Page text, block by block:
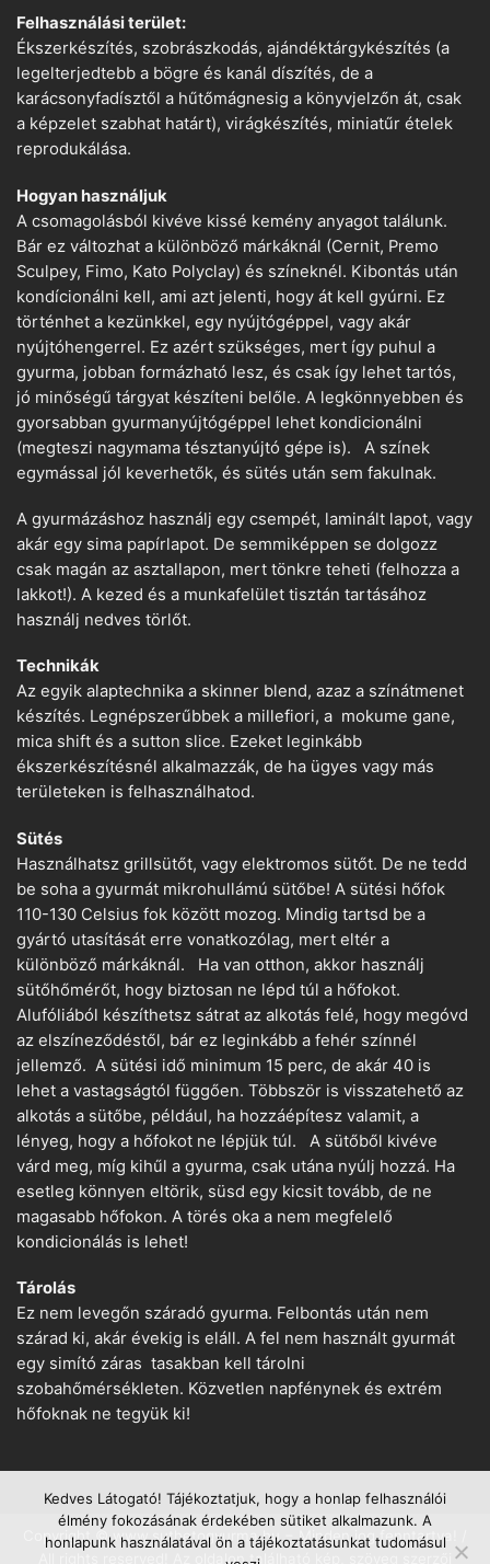
Felhasználási terület:
Ékszerkészítés, szobrászkodás, ajándéktárgykészítés (a
legelterjedtebb a bögre és kanál díszítés, de a
karácsonyfadísztől a hűtőmágnesig a könyvjelzőn át, csak
a képzelet szabhat határt), virágkészítés, miniatűr ételek
reprodukálása.
Hogyan használjuk
A csomagolásból kivéve kissé kemény anyagot találunk.
Bár ez változhat a különböző márkáknál (Cernit, Premo
Sculpey, Fimo, Kato Polyclay) és színeknél. Kibontás után
kondícionálni kell, ami azt jelenti, hogy át kell gyúrni. Ez
történhet a kezünkkel, egy nyújtógéppel, vagy akár
nyújtóhengerrel. Ez azért szükséges, mert így puhul a
gyurma, jobban formázható lesz, és csak így lehet tartós,
jó minőségű tárgyat készíteni belőle. A legkönnyebben és
gyorsabban gyurmanyújtógéppel lehet kondicionálni
(megteszi nagymama tésztanyújtó gépe is). A színek
egymással jól keverhetők, és sütés után sem fakulnak.
A gyurmázáshoz használj egy csempét, laminált lapot, vagy
akár egy sima papírlapot. De semmiképpen se dolgozz
csak magán az asztallapon, mert tönkre teheti (felhozza a
lakkot!). A kezed és a munkafelület tisztán tartásához
használj nedves törlőt.
Technikák
Az egyik alaptechnika a skinner blend, azaz a színátmenet
készítés. Legnépszerűbbek a millefiori, a mokume gane,
mica shift és a sutton slice. Ezeket leginkább
ékszerkészítésnél alkalmazzák, de ha ügyes vagy más
területeken is felhasználhatod.
Sütés
Használhatsz grillsütőt, vagy elektromos sütőt. De ne tedd
be soha a gyurmát mikrohullámú sütőbe! A sütési hőfok
110-130 Celsius fok között mozog. Mindig tartsd be a
gyártó utasítását erre vonatkozólag, mert eltér a
különböző márkáknál. Ha van otthon, akkor használj
sütőhőmérőt, hogy biztosan ne lépd túl a hőfokot.
Alufóliából készíthetsz sátrat az alkotás felé, hogy megóvd
az elszíneződéstől, bár ez leginkább a fehér színnél
jellemző. A sütési idő minimum 15 perc, de akár 40 is
lehet a vastagságtól függően. Többször is visszatehető az
alkotás a sütőbe, például, ha hozzáépítesz valamit, a
lényeg, hogy a hőfokot ne lépjük túl. A sütőből kivéve
várd meg, míg kihűl a gyurma, csak utána nyúlj hozzá. Ha
esetleg könnyen eltörik, süsd egy kicsit tovább, de ne
magasabb hőfokon. A törés oka a nem megfelelő
kondicionálás is lehet!
Tárolás
Ez nem levegőn száradó gyurma. Felbontás után nem
szárad ki, akár évekig is eláll. A fel nem használt gyurmát
egy simító záras tasakban kell tárolni
szobahőmérsékleten. Közvetlen napfénynek és extrém
hőfoknak ne tegyük ki!
Copyright © www.suthetogyurma.hu − Minden jog fenntartva! /
All rights reserved! Az oldalon található kép, szöveg szerzői
Kedves Látogató! Tájékoztatjuk, hogy a honlap felhasználói
élmény fokozásának érdekében sütiket alkalmazunk. A
honlapunk használatával ön a tájékoztatásunkat tudomásul